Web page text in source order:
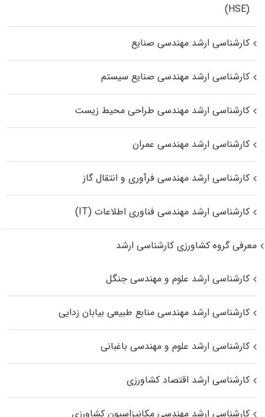
(HSE)
کارشناسی ارشد مهندسی صنایع
کارشناسی ارشد مهندسی صنایع سیستم
کارشناسی ارشد مهندسی طراحی محیط زیست
کارشناسی ارشد مهندسی عمران
کارشناسی ارشد مهندسی فرآوری و انتقال گاز
کارشناسی ارشد مهندسی فناوری اطلاعات (IT)
معرفی گروه کشاورزی کارشناسی ارشد
کارشناسی ارشد علوم و مهندسی جنگل
کارشناسی ارشد مهندسی منابع طبیعی بیابان زدایی
کارشناسی ارشد علوم و مهندسی باغبانی
کارشناسی ارشد اقتصاد کشاورزی
کارشناسی ارشد مهندسی مکانیزاسیون کشاورزی